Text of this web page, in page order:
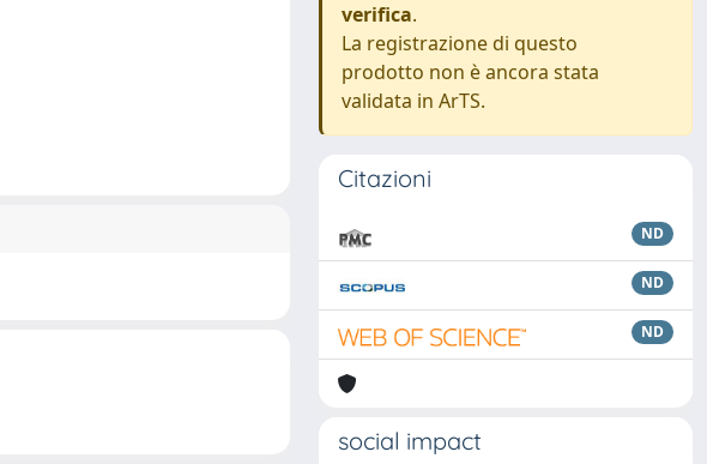
verifica.
La registrazione di questo
prodotto non è ancora stata
validata in ArTS.
Citazioni
ND
ND
ND
social impact